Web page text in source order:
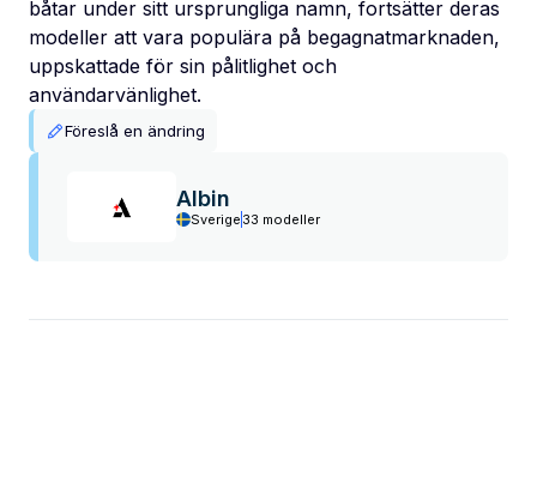
båtar under sitt ursprungliga namn, fortsätter deras
modeller att vara populära på begagnatmarknaden,
uppskattade för sin pålitlighet och
användarvänlighet.
Föreslå en ändring
Albin
Sverige 33 modeller